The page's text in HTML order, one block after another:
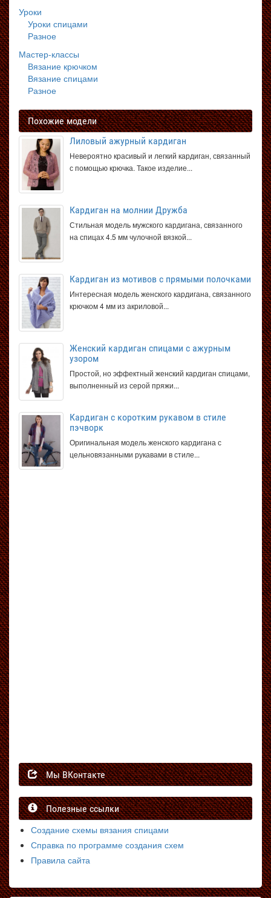
Уроки
Уроки спицами
Разное
Мастер-классы
Вязание крючком
Вязание спицами
Разное
Похожие модели
Лиловый ажурный кардиган
Невероятно красивый и легкий кардиган, связанный
с помощью крючка. Такое изделие...
Кардиган на молнии Дружба
Стильная модель мужского кардигана, связанного
на спицах 4.5 мм чулочной вязкой...
Кардиган из мотивов с прямыми полочками
Интересная модель женского кардигана, связанного
крючком 4 мм из акриловой...
Женский кардиган спицами с ажурным
узором
Простой, но эффектный женский кардиган спицами,
выполненный из серой пряжи...
Кардиган с коротким рукавом в стиле
пэчворк
Оригинальная модель женского кардигана с
цельновязанными рукавами в стиле...
Мы ВКонтакте
Полезные ссылки
Создание схемы вязания спицами
Справка по программе создания схем
Правила сайта